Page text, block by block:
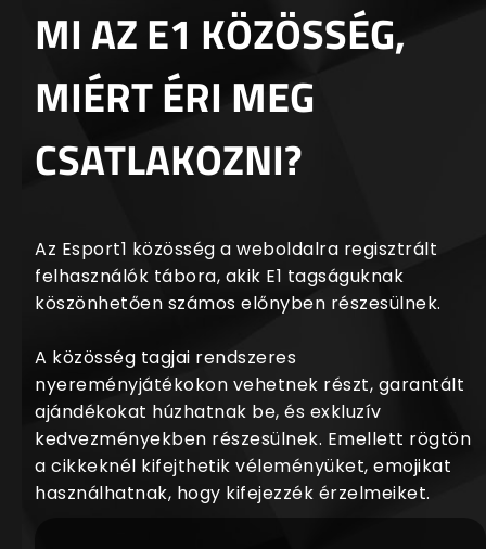
MI AZ E1 KÖZÖSSÉG,
MIÉRT ÉRI MEG
CSATLAKOZNI?
Az Esport1 közösség a weboldalra regisztrált
felhasználók tábora, akik E1 tagságuknak
köszönhetően számos előnyben részesülnek.
A közösség tagjai rendszeres
nyereményjátékokon vehetnek részt, garantált
ajándékokat húzhatnak be, és exkluzív
kedvezményekben részesülnek. Emellett rögtön
a cikkeknél kifejthetik véleményüket, emojikat
használhatnak, hogy kifejezzék érzelmeiket.